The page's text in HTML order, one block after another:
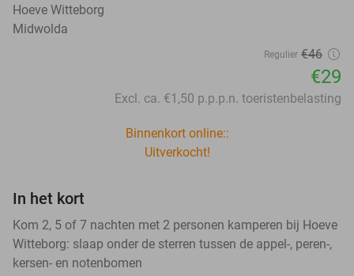
Hoeve Witteborg
Midwolda
Regulier €46
€29
Excl. ca. €1,50 p.p.p.n. toeristenbelasting
Binnenkort online::
Uitverkocht!
In het kort
Kom 2, 5 of 7 nachten met 2 personen kamperen bij Hoeve
Witteborg: slaap onder de sterren tussen de appel-, peren-,
kersen- en notenbomen